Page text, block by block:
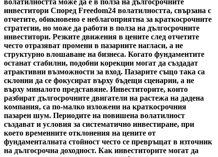
волатилността може да е в полза на дългосрочните
инвеститори Според Freedom24 волатилността, свързана с
отчетите, обикновено е неблагоприятна за краткосрочните
стратегии, но може да работи в полза на дългосрочните
инвеститори. Резките движения в цените след отчетите
често отразяват промени в пазарните нагласи, а не
структурно влошаване на бизнеса. Когато фундаментите
останат стабилни, подобни корекции могат да създадат
атрактивни възможности за вход. Пазарите също така са
склонни да се фокусират върху бъдещи сценарии, а не
върху миналото представяне. Инвеститорите, които
разбират дългосрочните двигатели на растежа на дадена
компания, са по-малко изложени на краткосрочния
пазарен шум. Периодите на повишена волатилност
създават и условия за систематично инвестиране, при
което временните отклонения на цените от
фундаменталната стойност често се превръщат в източник
на дългосрочна доходност. Как инвеститорите могат да